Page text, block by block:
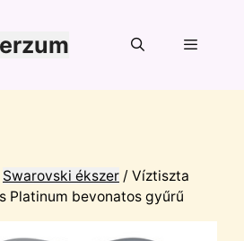
Swarovski ékszer / Víztiszta
Platinum bevonatos gyűrű